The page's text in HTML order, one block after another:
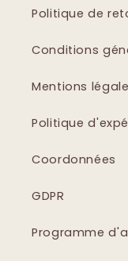
Politique de
Conditions
Mentions
Politique
Coordonnées
GDPR
Programme